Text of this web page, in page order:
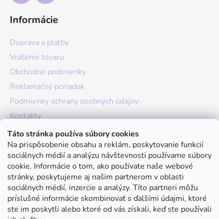
Táto stránka používa súbory cookies
Na prispôsobenie obsahu a reklám, poskytovanie funkcií
sociálnych médií a analýzu návštevnosti používame súbory
cookie. Informácie o tom, ako používate naše webové
stránky, poskytujeme aj našim partnerom v oblasti
sociálnych médií, inzercie a analýzy. Títo partneri môžu
príslušné informácie skombinovať s ďalšími údajmi, ktoré
ste im poskytli alebo ktoré od vás získali, keď ste používali
Informácie
Doprava a platby
Vrátenie tovaru
Obchodné podmienky
Reklamačný poriadok
Podmienky ochrany osobných údajov
Kontakty
O nás
Hodnotenie obchodu
Moja objednávka
Instagram